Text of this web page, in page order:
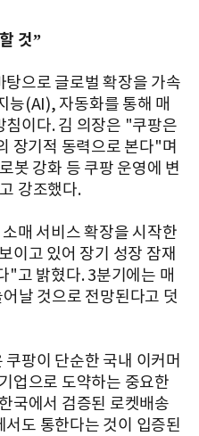
것”
으로 글로벌 확장을 가속
능(AI), 자동화를 통해 매
침이다. 김 의장은 "쿠팡은
장기적 동력으로 본다"며
봇 강화 등 쿠팡 운영에 변
강조했다.
매 서비스 확장을 시작한
이고 있어 장기 성장 잠재
"고 밝혔다. 3분기에는 매
날 것으로 전망된다고 덧
팡이 단순한 국내 이커머
업으로 도약하는 중요한
국에서 검증된 로켓배송
도 통한다는 것이 입증된